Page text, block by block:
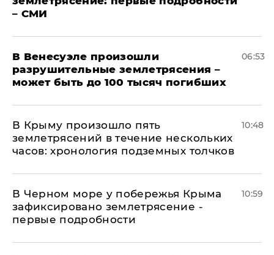
– СМИ
В Венесуэле произошли
разрушительные землетрясения –
может быть до 100 тысяч погибших
06:53
В Крыму произошло пять
землетрясений в течение нескольких
часов: хронология подземных толчков
10:48
В Черном море у побережья Крыма
зафиксировано землетрясение -
первые подробности
10:59